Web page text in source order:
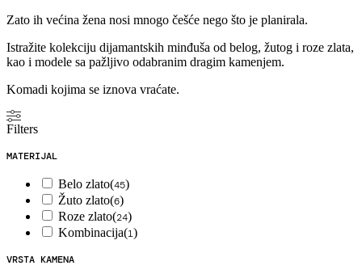
Zato ih većina žena nosi mnogo češće nego što je planirala.
Istražite kolekciju dijamantskih minđuša od belog, žutog i roze zlata,
kao i modele sa pažljivo odabranim dragim kamenjem.
Komadi kojima se iznova vraćate.
Filters
MATERIJAL
Belo zlato(45)
Žuto zlato(6)
Roze zlato(24)
Kombinacija(1)
VRSTA KAMENA